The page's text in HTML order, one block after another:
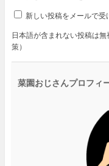
新しい投稿をメールで受
日本語が含まれない投稿は
策）
菜園おじさんプロフィ